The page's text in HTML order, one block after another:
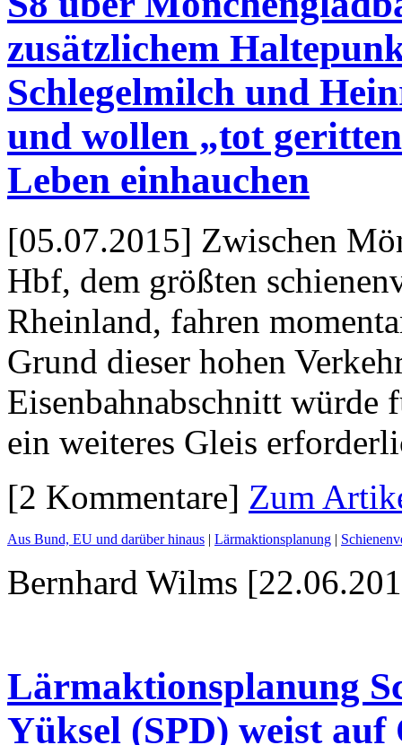
zusätzlichem
Schlegelmilch und
und wollen „tot
Leben einhauchen
[05.07.2015] Zwischen
Hbf, dem größten
Rheinland, fahren
Grund dieser hohen
Eisenbahnabschnitt würde
ein weiteres Gleis
[2 Kommentare] Zum
Aus Bund, EU und darüber hinaus | Lärmaktionsplanung |
Bernhard Wilms
Lärmaktionsplanung
Yüksel (SPD) weist